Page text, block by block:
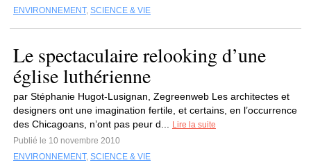
ENVIRONNEMENT, SCIENCE & VIE
Le spectaculaire relooking d’une
église luthérienne
par Stéphanie Hugot-Lusignan, Zegreenweb Les architectes et
designers ont une imagination fertile, et certains, en l’occurrence
des Chicagoans, n’ont pas peur d...
Lire la suite
Publié le 10 novembre 2010
ENVIRONNEMENT, SCIENCE & VIE